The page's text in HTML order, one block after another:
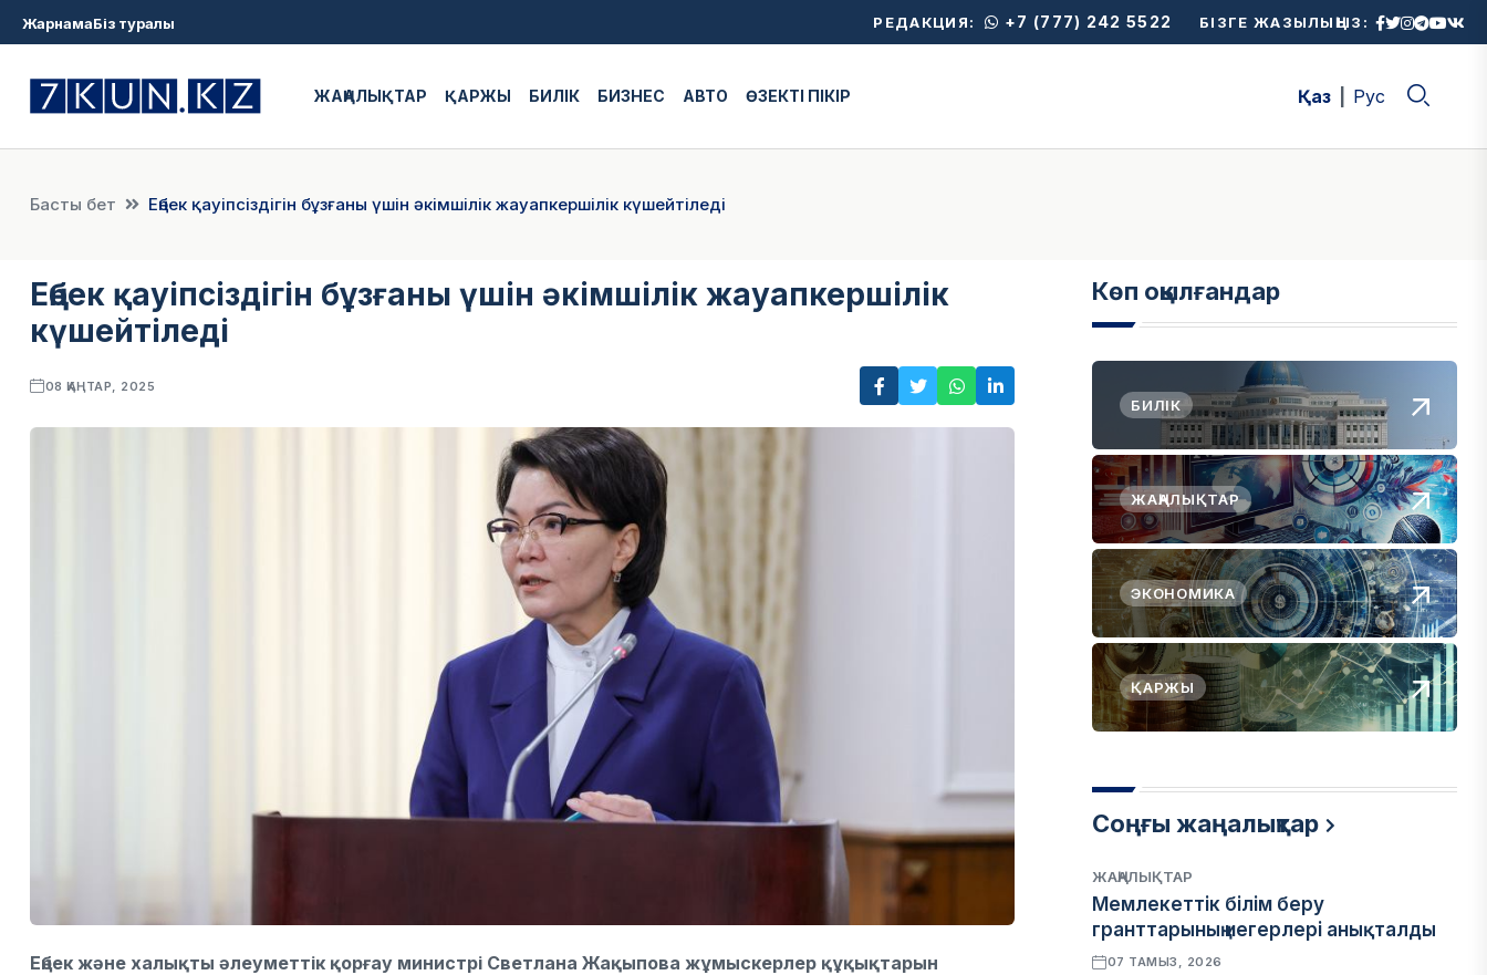
ЖарнамаБіз туралы РЕДАКЦИЯ: +7 (777) 242 5522 БІЗГЕ ЖАЗЫЛЫҢЫЗ:
ЖАҢАЛЫҚТАР ҚАРЖЫ БИЛІК БИЗНЕС АВТО ӨЗЕКТІ ПІКІР Қаз Рус
Басты бет Еңбек қауіпсіздігін бұзғаны үшін әкімшілік жауапкершілік күшейтіледі
Еңбек қауіпсіздігін бұзғаны үшін әкімшілік жауапкершілік
күшейтіледі
08 ҚАҢТАР, 2025
Еңбек және халықты әлеуметтік қорғау министрі Светлана Жақыпова жұмыскерлер құқықтарын
Көп оқылғандар
БИЛІК
ЖАҢАЛЫҚТАР
ЭКОНОМИКА
ҚАРЖЫ
Соңғы жаңалықтар
ЖАҢАЛЫҚТАР
Мемлекеттік білім беру
гранттарының иегерлері анықталды
07 ТАМЫЗ, 2026